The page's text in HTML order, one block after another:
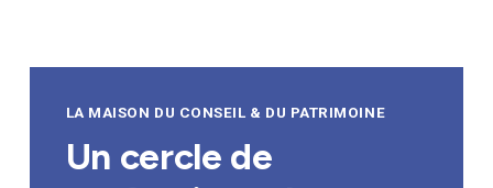
LA MAISON DU CONSEIL & DU PATRIMOINE
Un cercle de